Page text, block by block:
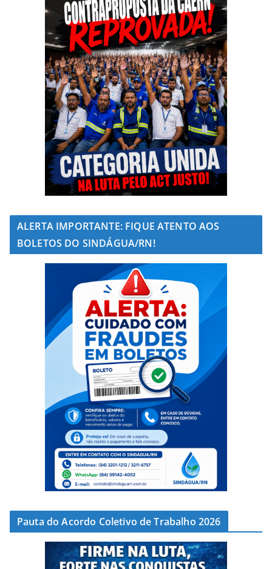
ALERTA IMPORTANTE: FIQUE ATENTO AOS
BOLETOS DO SINDÁGUA/RN!
Pauta do Acordo Coletivo de Trabalho 2026